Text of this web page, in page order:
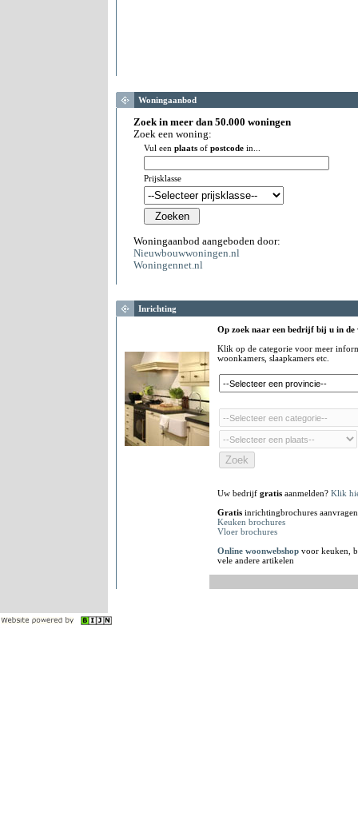
Woningaanbod
Zoek in meer dan 50.000 woningen
Zoek een woning:
Vul een plaats of postcode in...
Prijsklasse
Woningaanbod aangeboden door:
Nieuwbouwwoningen.nl
Woningennet.nl
Inrichting
Op zoek naar een bedrijf bij u in
Klik op de categorie voor meer
woonkamers, slaapkamers etc.
Uw bedrijf gratis aanmelden? Klik
Gratis inrichtingbrochures
Keuken brochures
Vloer brochures
Online woonwebshop voor keuken,
vele andere artikelen